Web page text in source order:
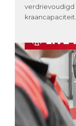
verdrievoudigd